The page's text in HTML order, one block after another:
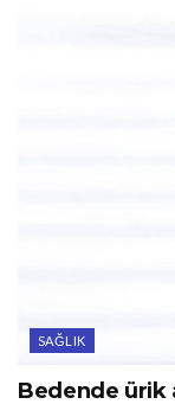
SAĞLIK
Bedende ürik